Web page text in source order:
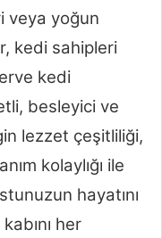
veya yoğun
kedi sahipleri
kedi
besleyici ve
lezzet çeşitliliği,
kolaylığı ile
hayatını
her